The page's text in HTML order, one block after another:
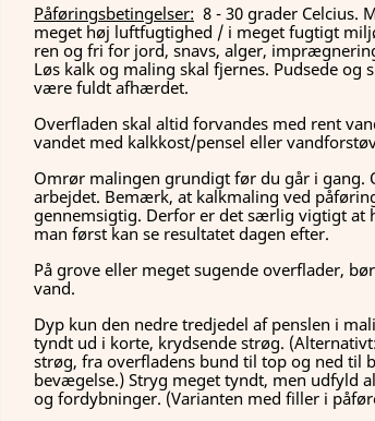
Påføringsbetingelser: 8 - 30 grader Celcius.
meget høj luftfugtighed / i meget fugtigt
ren og fri for jord, snavs, alger,
Løs kalk og maling skal fjernes. Pudsede og
være fuldt afhærdet.
Overfladen skal altid forvandes med rent
vandet med kalkkost/pensel eller
Omrør malingen grundigt før du går i
arbejdet. Bemærk, at kalkmaling ved
gennemsigtig. Derfor er det særlig vigtigt at
man først kan se resultatet dagen efter.
På grove eller meget sugende overflader,
vand.
Dyp kun den nedre tredjedel af penslen i
tyndt ud i korte, krydsende strøg.
strøg, fra overfladens bund til top og ned til
bevægelse.) Stryg meget tyndt, men udfyld
og fordybninger. (Varianten med filler i